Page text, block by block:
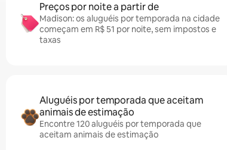
Preços por noite a partir de
Madison: os aluguéis por temporada na cidade
começam em R$ 51 por noite, sem impostos e
taxas
Aluguéis por temporada que aceitam
animais de estimação
Encontre 120 aluguéis por temporada que
aceitam animais de estimação